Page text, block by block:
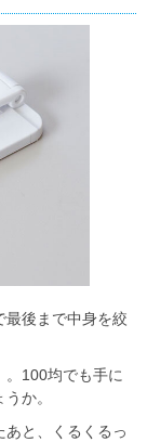
最後まで中身を絞
。100均でも手に
か。
と、くるくるっ